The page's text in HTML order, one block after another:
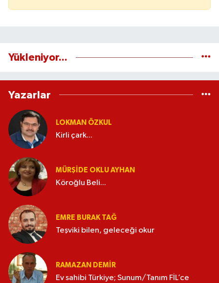
Yükleniyor...
Yazarlar
LOKMAN ÖZKUL
Kirli çark...
MÜRŞIDE OKLU AYHAN
Köroğlu Beli...
EMRE BURAK TAĞ
Teşviki bilen, geleceği okur
RAMAZAN DEMİR
Ev sahibi Türkiye; Sunum/Tanım FİL’ce